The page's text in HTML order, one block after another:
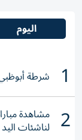
اليوم
1 شرطة
2 مشاهدة
لناشئات اليد 2026